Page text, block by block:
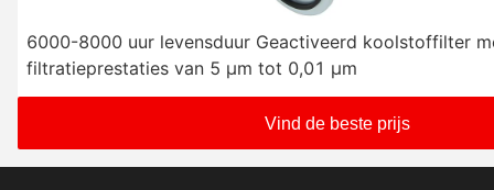
6000-8000 uur levensduur Geactiveerd koolstoffilter
filtratieprestaties van 5 μm tot 0,01 μm
Vind de beste prijs